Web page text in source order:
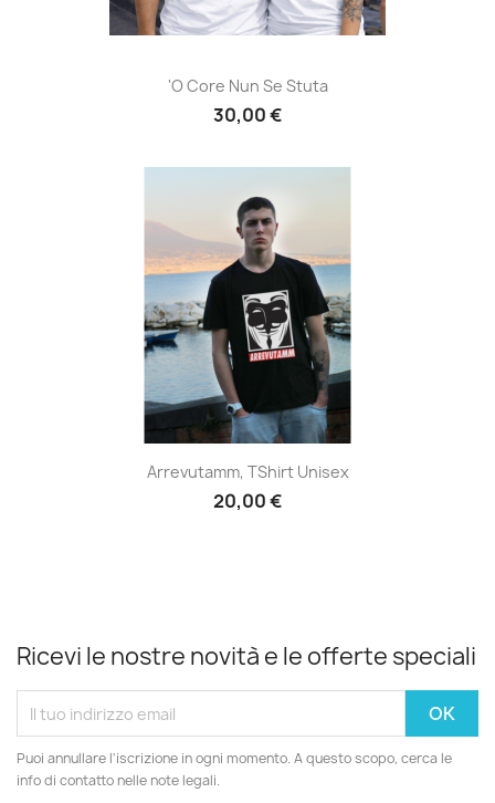
'O Core Nun Se Stuta
30,00 €
Arrevutamm, TShirt Unisex
20,00 €
Ricevi le nostre novità e le offerte speciali
Puoi annullare l'iscrizione in ogni momento. A questo scopo, cerca le
info di contatto nelle note legali.